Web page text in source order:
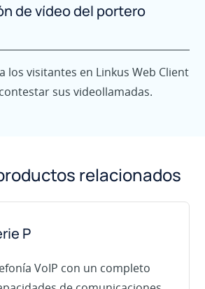
de vídeo del portero
los visitantes en Linkus Web Client
sus videollamadas.
relacionados
P
VoIP con un completo